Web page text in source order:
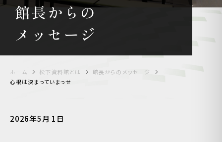
館長からの
メッセージ
ホーム 松下資料館とは
館長からのメッセージ
心根は決まっていまっせ
2026年5月 1日